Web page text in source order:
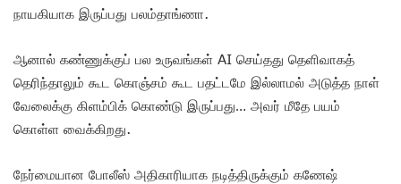
நாயகியாக இருப்பது பலம்தாங்ணா.
ஆனால் கண்ணுக்குப் பல உருவங்கள் AI செய்தது தெளிவாகத்
தெரிந்தாலும் கூட கொஞ்சம் கூட பதட்டமே இல்லாமல் அடுத்த நாள்
வேலைக்கு கிளம்பிக் கொண்டு இருப்பது… அவர் மீதே பயம்
கொள்ள வைக்கிறது.
நேர்மையான போலீஸ் அதிகாரியாக நடித்திருக்கும் கணேஷ்